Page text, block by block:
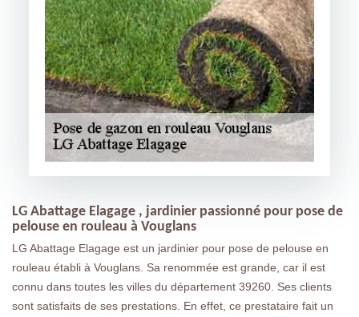
LG Abattage Elagage , jardinier passionné pour pose de
pelouse en rouleau à Vouglans
LG Abattage Elagage est un jardinier pour pose de pelouse en
rouleau établi à Vouglans. Sa renommée est grande, car il est
connu dans toutes les villes du département 39260. Ses clients
sont satisfaits de ses prestations. En effet, ce prestataire fait un